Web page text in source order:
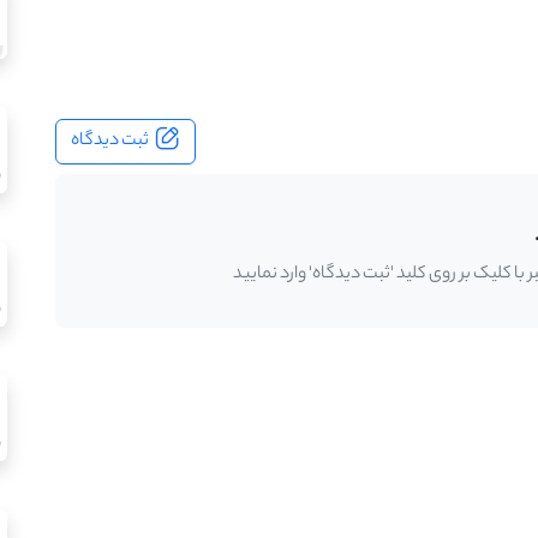
ثبت دیدگاه
کلیک بر روی کلید 'ثبت دیدگاه' وارد نمایید